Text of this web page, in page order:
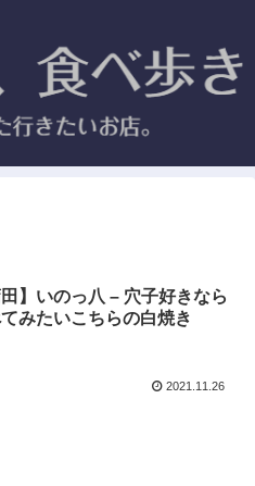
田】いのっ八 – 穴子好きなら
みたいこちらの白焼き
2021.11.26